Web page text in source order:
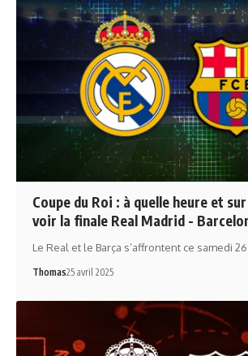
Coupe du Roi : à quelle heure et
voir la finale Real Madrid -
Le Real et le Barça s’affrontent ce samedi
Thomas25 avril 2025